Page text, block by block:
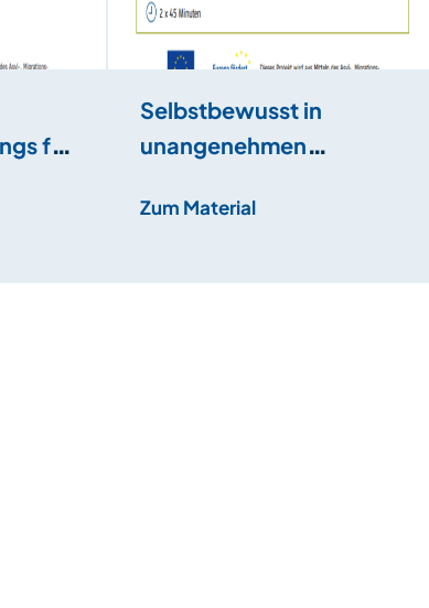
für
Selbstbewusst in
unangenehmen
Zum Material